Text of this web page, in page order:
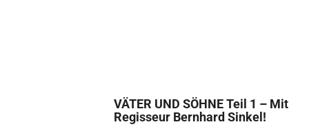
VÄTER UND SÖHNE Teil 1 – Mit
Regisseur Bernhard Sinkel!